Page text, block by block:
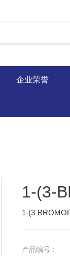
企业荣誉
1-(3-
1-(3-
产品编号：